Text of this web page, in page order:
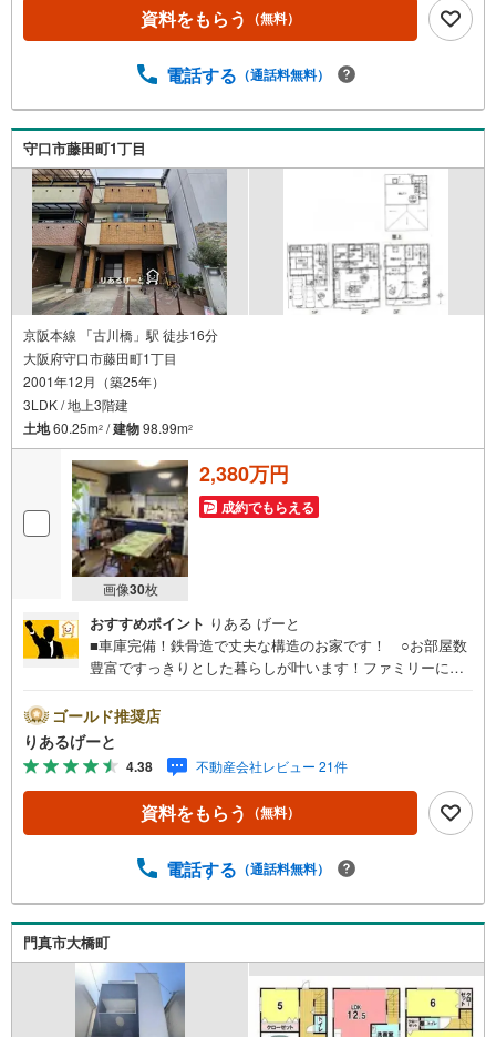
弊社ホームページに多数掲載！◇学校区物件検索も充実！
ご希望の学校区での物件探しに便利！「リクソラ住宅販
産会社・他サイトの掲載物件もまとめてご案内可能リフォ
ローン無料相談会 随時開催中】〇お客様の条件にベスト
な住宅ローン商品のご提案〇住宅ローンの金利や優遇率、
審査基準などを詳しくご説明〇住宅ローンとリフォームロ
ーンの一体型商品もご提案〇仕事や収入・現在過去の借入
による住宅ローンへの問題解決是非ともお問合せ下さい
資料をもらう （無料）
電話する （通話料無料）
守口市藤田町1丁目
京阪本線 「古川橋」駅 徒歩16分
大阪府守口市藤田町1丁目
2001年12月（築25年）
3LDK / 地上3階建
土地60.25m2 /建物98.99m2
画像30枚
2,380万円
成約でもらえる
おすすめポイント りある げーと
■車庫完備！鉄骨造で丈夫な構造のお家です！ ○お部屋数
豊富ですっきりとした暮らしが叶います！ファミリーにお
などの商業施設が充実した便利な立地！■物件検討中のお客
さま！ちょっと見学してみたいだけなどでも内覧可能で
す！売主さまの都合等で見学ができない場合がございま
す。お気軽に「りあるげーと」までお問合わせ下さい！■
「りあるげーと」が選ばれるポイント！■年中休まず営業
中！いつでも対応致します！・営業時間:9:00～21:00上記
可能です！■各種相談、承ります！■【無料送迎】「小さな
取りづらい」などご相談ください！営業スタッフがご自宅
に伺って送迎致します！【リフォーム相談】資格を持った
専門スタッフがお悩みに合わせてお話をうかがい、お客さ
まにぴったりの提案を行います！■その他:物件相談、住宅
ローン相談、ご質問、気になること、何でもお気軽にご相
談ください！
ゴールド推奨店
りあるげーと
4.38 不動産会社レビュー 21件
資料をもらう （無料）
電話する （通話料無料）
門真市大橋町